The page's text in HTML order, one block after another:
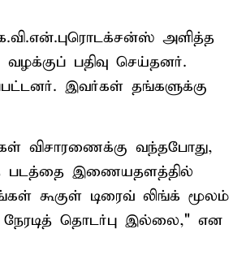
அளித்த
பதிவு செய்தனர்.
இவர்கள் தங்களுக்கு
விசாரணைக்கு வந்தபோது,
படத்தை இணையதளத்தில்
கூகுள் டிரைவ் லிங்க் மூலம்
தொடர்பு இல்லை," என